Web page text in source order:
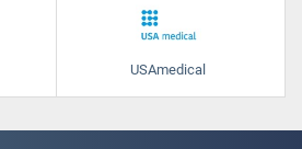
USAmedical